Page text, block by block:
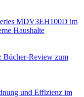
MDV3EH100D im
Haushalte
Bücher-Review zum
und Effizienz im